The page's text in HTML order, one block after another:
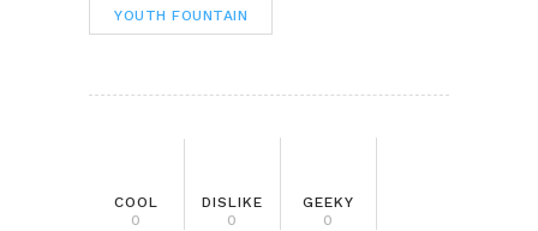
YOUTH FOUNTAIN
COOL
0
DISLIKE
0
GEEKY
0